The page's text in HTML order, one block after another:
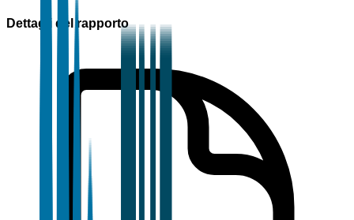
Dettagli del rapporto